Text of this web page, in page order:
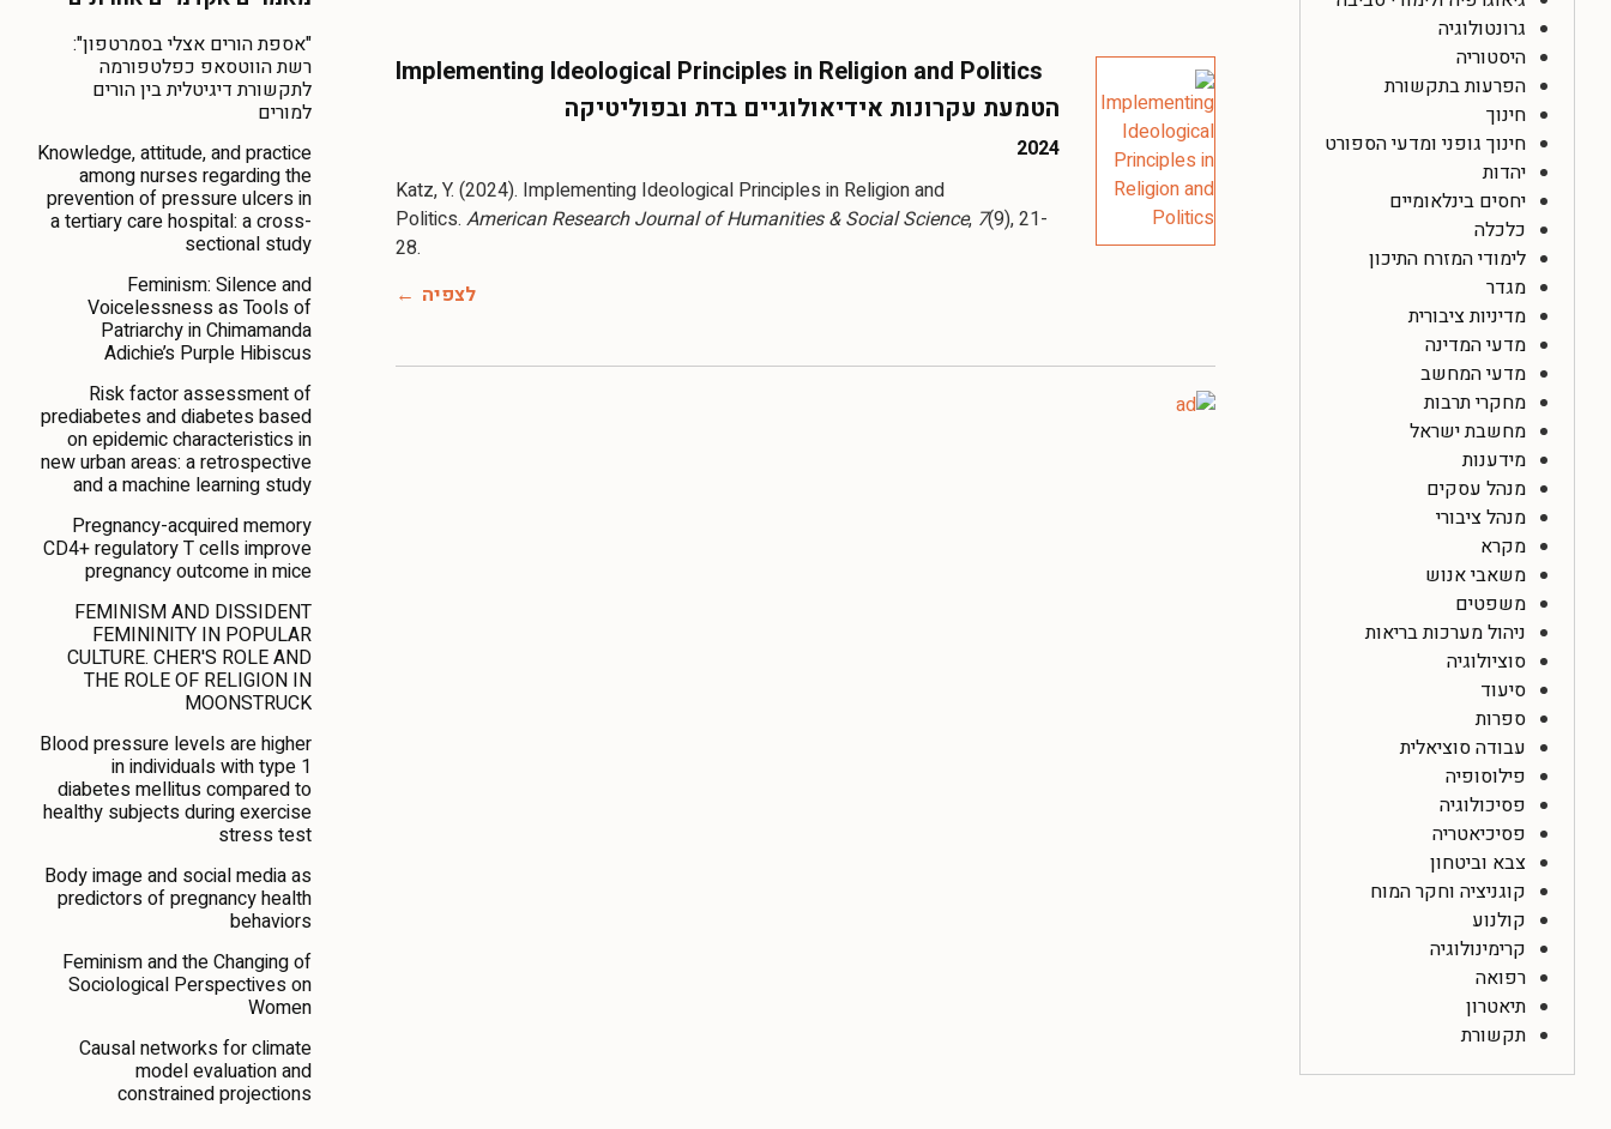
גרונטולוגיה
היסטוריה
הפרעות בתקשורת
חינוך
חינוך גופני ומדעי הספורט
יהדות
יחסים בינלאומיים
כלכלה
לימודי המזרח התיכון
מגדר
מדיניות ציבורית
מדעי המדינה
מדעי המחשב
מחקרי תרבות
מחשבת ישראל
מידענות
מנהל עסקים
מנהל ציבורי
מקרא
משאבי אנוש
משפטים
ניהול מערכות בריאות
סוציולוגיה
סיעוד
ספרות
עבודה סוציאלית
פילוסופיה
פסיכולוגיה
פסיכיאטריה
צבא וביטחון
קוגניציה וחקר המוח
קולנוע
קרימינולוגיה
רפואה
תיאטרון
תקשורת
Implementing Ideological Principles in Religion and Politics
הטמעת עקרונות אידיאולוגיים בדת ובפוליטיקה
2024
Katz, Y. (2024). Implementing Ideological Principles in Religion and
Politics. American Research Journal of Humanities & Social Science, 7(9), 21-
28.
לצפיה
"אספת הורים אצלי בסמרטפון":
רשת הווטסאפ כפלטפורמה
לתקשורת דיגיטלית בין הורים
למורים
Knowledge, attitude, and practice
among nurses regarding the
prevention of pressure ulcers in
a tertiary care hospital: a cross-
sectional study
Feminism: Silence and
Voicelessness as Tools of
Patriarchy in Chimamanda
Adichie’s Purple Hibiscus
Risk factor assessment of
prediabetes and diabetes based
on epidemic characteristics in
new urban areas: a retrospective
and a machine learning study
Pregnancy-acquired memory
CD4+ regulatory T cells improve
pregnancy outcome in mice
FEMINISM AND DISSIDENT
FEMININITY IN POPULAR
CULTURE. CHER'S ROLE AND
THE ROLE OF RELIGION IN
MOONSTRUCK
Blood pressure levels are higher
in individuals with type 1
diabetes mellitus compared to
healthy subjects during exercise
stress test
Body image and social media as
predictors of pregnancy health
behaviors
Feminism and the Changing of
Sociological Perspectives on
Women
Causal networks for climate
model evaluation and
constrained projections